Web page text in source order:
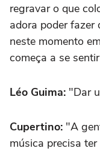
regravar o que
adora poder fazer
neste momento
começa a se
Léo Guima: "Dar
Cupertino: "A
música precisa